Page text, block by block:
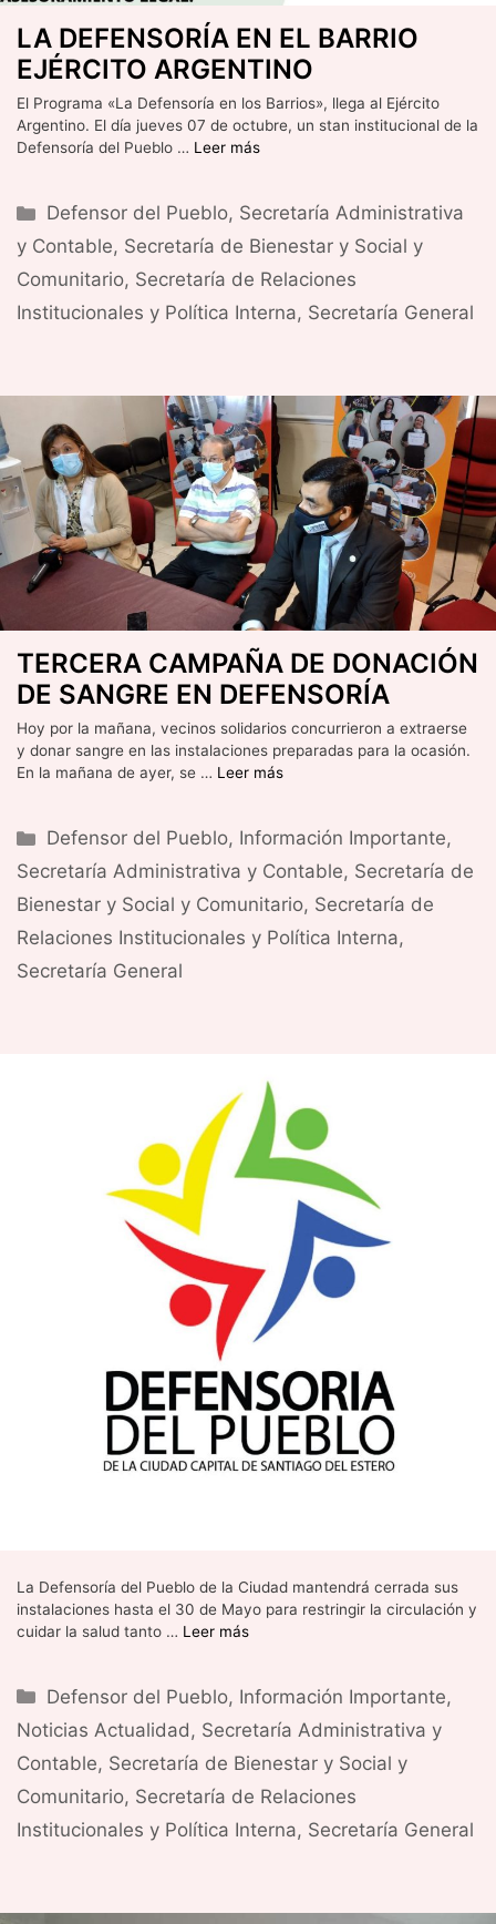
LA DEFENSORÍA EN EL BARRIO
EJÉRCITO ARGENTINO
El Programa «La Defensoría en los Barrios», llega al Ejército
Argentino. El día jueves 07 de octubre, un stan institucional de la
Defensoría del Pueblo … Leer más
Categorías
Defensor del Pueblo, Secretaría Administrativa
y Contable, Secretaría de Bienestar y Social y
Comunitario, Secretaría de Relaciones
Institucionales y Política Interna, Secretaría General
TERCERA CAMPAÑA DE DONACIÓN
DE SANGRE EN DEFENSORÍA
Hoy por la mañana, vecinos solidarios concurrieron a extraerse
y donar sangre en las instalaciones preparadas para la ocasión.
En la mañana de ayer, se … Leer más
Categorías
Defensor del Pueblo, Información Importante,
Secretaría Administrativa y Contable, Secretaría de
Bienestar y Social y Comunitario, Secretaría de
Relaciones Institucionales y Política Interna,
Secretaría General
La Defensoría del Pueblo de la Ciudad mantendrá cerrada sus
instalaciones hasta el 30 de Mayo para restringir la circulación y
cuidar la salud tanto … Leer más
Categorías
Defensor del Pueblo, Información Importante,
Noticias Actualidad , Secretaría Administrativa y
Contable, Secretaría de Bienestar y Social y
Comunitario, Secretaría de Relaciones
Institucionales y Política Interna, Secretaría General